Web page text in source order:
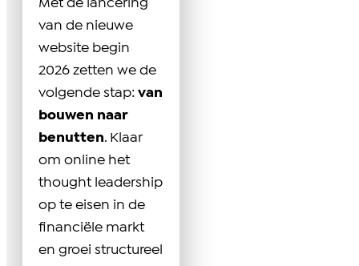
Met de lancering
van de nieuwe
website begin
2026 zetten we de
volgende stap: van
bouwen naar
benutten. Klaar
om online het
thought leadership
op te eisen in de
financiële markt
en groei structureel